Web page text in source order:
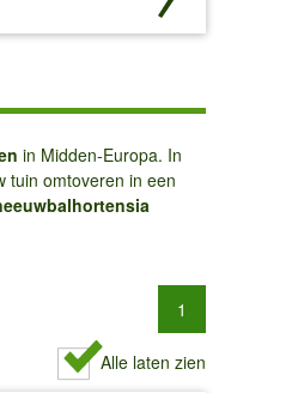
↓
in Midden-Europa. In
tuin omtoveren in een
1
Alle laten zien